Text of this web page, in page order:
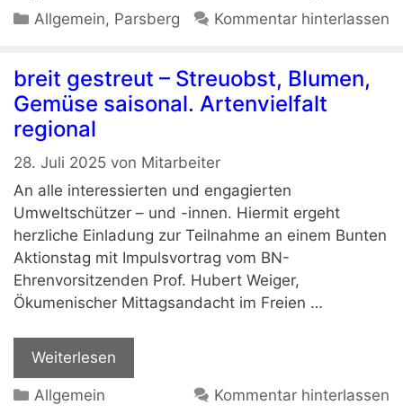
Kategorien
Allgemein, Parsberg Kommentar hinterlassen
breit gestreut – Streuobst, Blumen,
Gemüse saisonal. Artenvielfalt
regional
28. Juli 2025 von Mitarbeiter
An alle interessierten und engagierten
Umweltschützer – und -innen. Hiermit ergeht
herzliche Einladung zur Teilnahme an einem Bunten
Aktionstag mit Impulsvortrag vom BN-
Ehrenvorsitzenden Prof. Hubert Weiger,
Ökumenischer Mittagsandacht im Freien …
Weiterlesen
Kategorien
Allgemein Kommentar hinterlassen